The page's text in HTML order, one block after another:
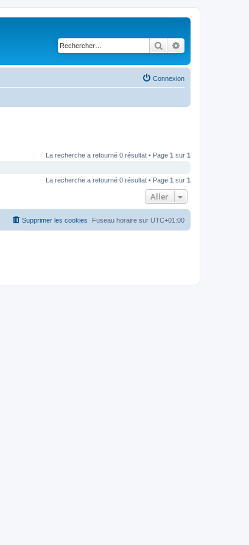
Rechercher
Connexion
La recherche a retourné 0 résultat • Page 1 sur 1
La recherche a retourné 0 résultat • Page 1 sur 1
Aller
Fuseau horaire sur UTC+01:00
Supprimer les cookies